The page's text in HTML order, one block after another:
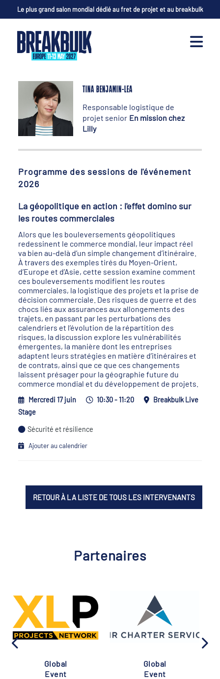
Le plus grand salon mondial dédié au fret de projet et au breakbulk
TINA BENJAMIN-LEA
Responsable logistique de
projet senior En mission chez
Lilly
Programme des sessions de l'événement
2026
La géopolitique en action : l'effet domino sur
les routes commerciales
Alors que les bouleversements géopolitiques
redessinent le commerce mondial, leur impact réel
va bien au-delà d’un simple changement d’itinéraire.
À travers des exemples tirés du Moyen-Orient,
d’Europe et d’Asie, cette session examine comment
ces bouleversements modifient les routes
commerciales, la logistique des projets et la prise de
décision commerciale. Des risques de guerre et des
chocs liés aux assurances aux allongements des
trajets, en passant par les perturbations des
calendriers et l’évolution de la répartition des
risques, la discussion explore les vulnérabilités
émergentes, la manière dont les entreprises
adaptent leurs stratégies en matière d’itinéraires et
de contrats, ainsi que ce que ces changements
laissent présager pour la géographie future du
commerce mondial et du développement de projets.
Mercredi 17 juin 10:30 - 11:20
Breakbulk Live
Stage
Sécurité et résilience
Ajouter au calendrier
RETOUR À LA LISTE DE TOUS LES INTERVENANTS
Partenaires
Global
Event
Global
Event